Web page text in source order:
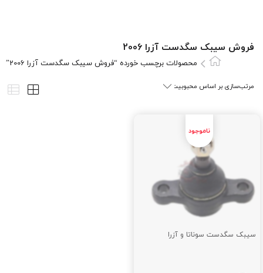
فروش سیبک سگدست آزرا 2006
محصولات برچسب خورده “فروش سیبک سگدست آزرا 2006”
سیبک سگدست سوناتا و آزرا